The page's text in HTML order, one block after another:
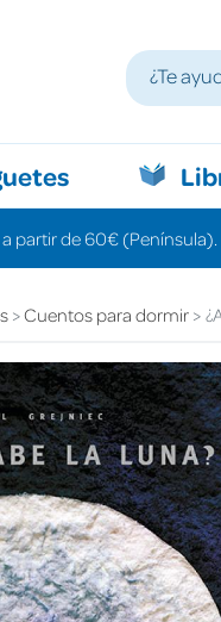
partir de 60€
Cuentos para dormir